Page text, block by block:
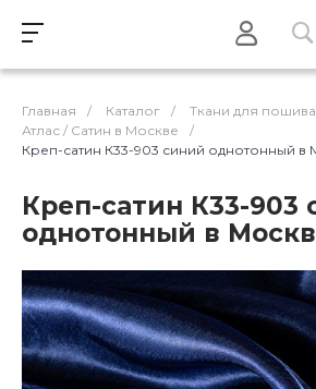
Главная / Каталог / Ткани для
Атлас / Cатин в Москве
/
Креп-сатин К33-903 синий однотонный в
Креп-сатин К33-903
однотонный в